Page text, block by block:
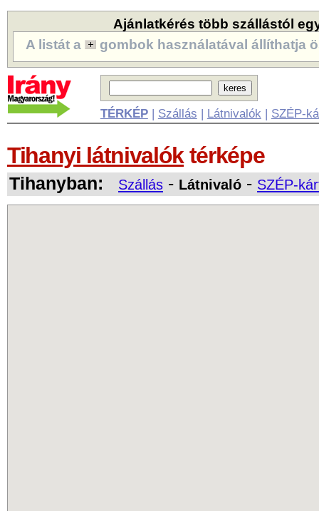
Ajánlatkérés több szállástól
A listát a
gombok használatával állíthatja
TÉRKÉP| Szállás | Látnivalók | SZÉP-
Tihanyi látnivalók térképe
Tihanyban: Szállás - Látnivaló - SZÉP-